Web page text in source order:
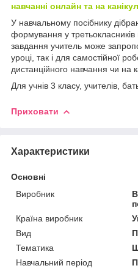
навчанні онлайн та на
У навчальному посібнику
формування у
завдання учитель може
уроці, так і для самостійної
дистанційного навчання чи на
Для учнів 3 класу, учителів,
Приховати
Характеристики
Основні
Виробник
Країна виробник
Вид
Тематика
Навчальний період